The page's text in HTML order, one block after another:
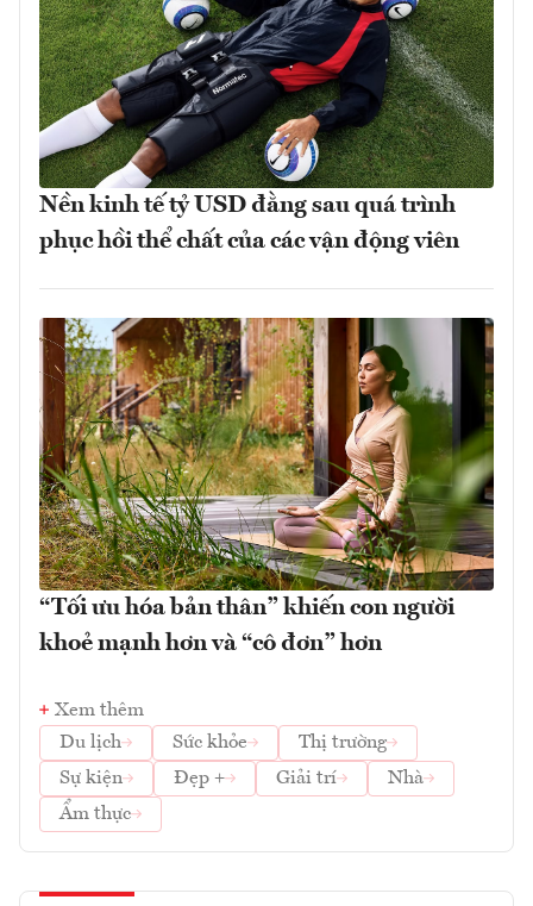
Nền kinh tế tỷ USD đằng sau quá trình
phục hồi thể chất của các vận động viên
“Tối ưu hóa bản thân” khiến con người
khoẻ mạnh hơn và “cô đơn” hơn
Xem thêm
Du lịch
Sức khỏe
Thị trường
Sự kiện
Đẹp + Giải trí
Nhà
Ẩm thực